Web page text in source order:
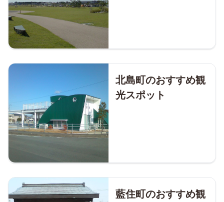
北島町のおすすめ観
光スポット
藍住町のおすすめ観